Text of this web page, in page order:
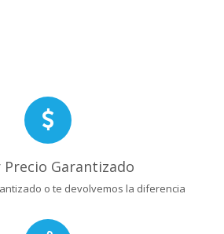
Precio Garantizado
o te devolvemos la diferencia